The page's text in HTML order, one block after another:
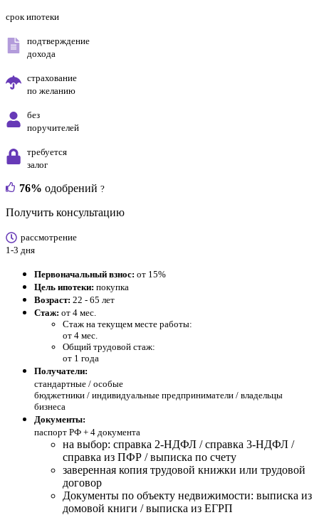
срок ипотеки
подтверждение
дохода
страхование
по желанию
без
поручителей
требуется
залог
76% одобрений ?
Получить консультацию
рассмотрение
1-3 дня
Первоначальный взнос: от 15%
Цель ипотеки: покупка
Возраст: 22 - 65 лет
Стаж: от 4 мес.
Стаж на текущем месте работы:
от 4 мес.
Общий трудовой стаж:
от 1 года
Получатели:
стандартные / особые
бюджетники / индивидуальные предприниматели / владельцы
бизнеса
Документы:
паспорт РФ + 4 документа
на выбор: справка 2-НДФЛ / справка 3-НДФЛ /
справка из ПФР / выписка по счету
заверенная копия трудовой книжки или трудовой
договор
Документы по объекту недвижимости: выписка из
домовой книги / выписка из ЕГРП